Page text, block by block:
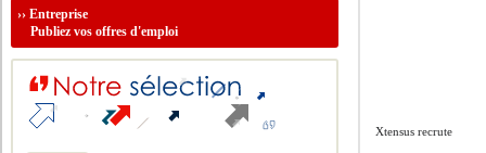
Xtensus recrute
››Entreprise
Publiez vos offres d'emploi